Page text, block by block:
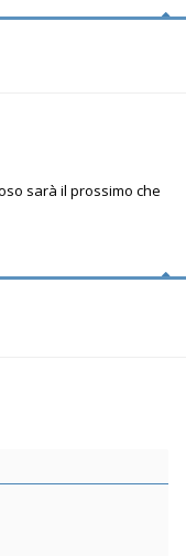
sarà il prossimo che